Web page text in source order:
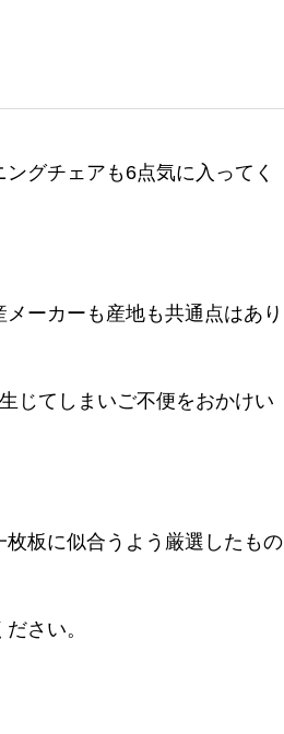
グチェアも6点気に入ってく
ーカーも産地も共通点はあり
じてしまいご不便をおかけい
板に似合うよう厳選したもの
さい。